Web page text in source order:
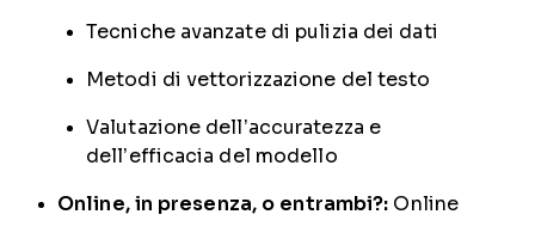
Tecniche avanzate di pulizia dei dati
Metodi di vettorizzazione del testo
Valutazione dell’accuratezza e
dell’efficacia del modello
Online, in presenza, o entrambi?: Online